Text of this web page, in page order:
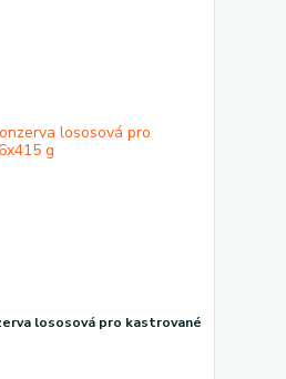
lososová pro kastrované